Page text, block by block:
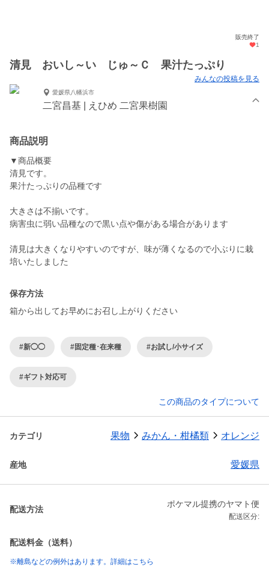
販売終了
1
清見 おいし～い じゅ～Ｃ 果汁たっぷり
みんなの投稿を見る
愛媛県八幡浜市
二宮昌基 | えひめ 二宮果樹園
商品説明
▼商品概要
清見です。
果汁たっぷりの品種です
大きさは不揃いです。
病害虫に弱い品種なので黒い点や傷がある場合があります
清見は大きくなりやすいのですが、味が薄くなるので小ぶりに栽
培いたしました
保存方法
箱から出してお早めにお召し上がりください
#新◯◯ #固定種･在来種 #お試し/小サイズ
#ギフト対応可
この商品のタイプについて
カテゴリ 果物 みかん・柑橘類 オレンジ
産地 愛媛県
配送方法
ポケマル提携のヤマト便
配送区分:
配送料金（送料）
※離島などの例外はあります。詳細はこちら